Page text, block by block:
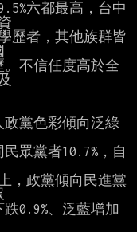
六都最高，台中
歷者，其他族群皆
不信任度高於全
黨色彩傾向泛綠
眾黨者10.7%，自
，政黨傾向民進黨
0.9%、泛藍增加